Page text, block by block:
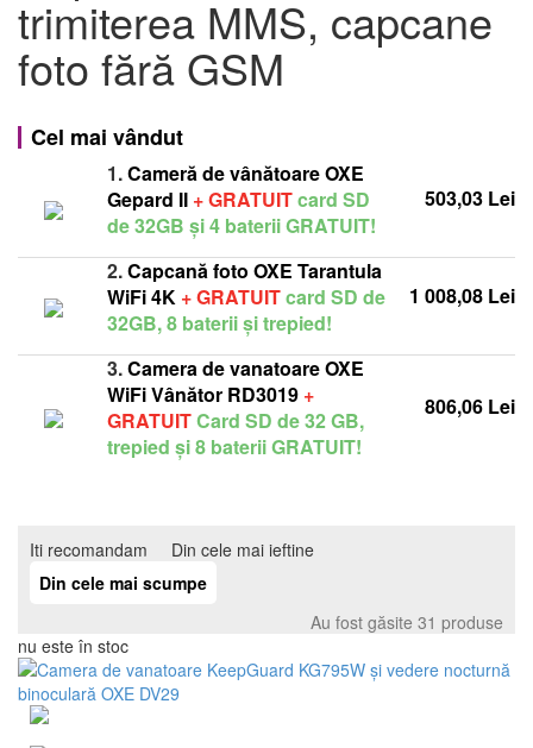
trimiterea MMS, capcane
foto fără GSM
Cel mai vândut
1.Cameră de vânătoare OXE
Gepard II + GRATUITcard SD
de 32GB și 4 baterii GRATUIT!
503,03 Lei
2.Capcană foto OXE Tarantula
WiFi 4K + GRATUITcard SD de
32GB, 8 baterii și trepied!
1 008,08 Lei
3.Camera de vanatoare OXE
WiFi Vânător RD3019 +
GRATUITCard SD de 32 GB,
trepied și 8 baterii GRATUIT!
806,06 Lei
Iti recomandam
Din cele mai ieftine
Din cele mai scumpe
Au fost găsite 31 produse
nu este în stoc